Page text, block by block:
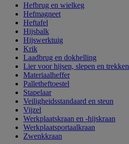
Hefbrug en wielkeg
Hefmagneet
Heftafel
Hijsbalk
Hijswerktuig
Krik
Laadbrug en dokhelling
Lier voor hijsen, slepen en trekken
Materiaalheffer
Palletheftoestel
Stapelaar
Veiligheidsstandaard en steun
Vijzel
Werkplaatskraan en -hijskraan
Werkplaatsportaalkraan
Zwenkkraan